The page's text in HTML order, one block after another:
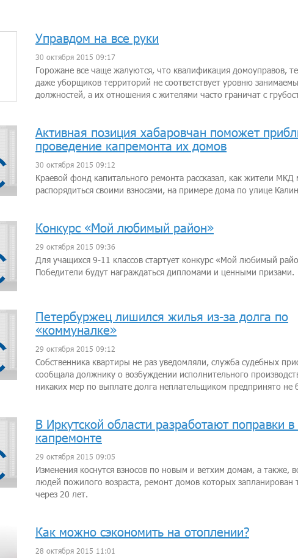
Управдом на все руки
30 октября 2015 09:17
Горожане все чаще жалуются, что квалификация домоуправов,
даже уборщиков территорий не соответствует уровню
должностей, а их отношения с жителями часто граничат с
Активная позиция хабаровчан поможет
проведение капремонта их домов
30 октября 2015 09:12
Краевой фонд капитального ремонта рассказал, как жители МКД
распорядиться своими взносами, на примере дома по улице
Конкурс «Мой любимый район»
29 октября 2015 09:36
Для учащихся 9-11 классов стартует конкурс «Мой любимый
Победители будут награждаться дипломами и ценными призами.
Петербуржец лишился жилья из-за долга по
«коммуналке»
29 октября 2015 09:12
Собственника квартиры не раз уведомляли, служба судебных
сообщала должнику о возбуждении исполнительного
никаких мер по выплате долга неплательщиком предпринято не
В Иркутской области разработают поправки в
капремонте
29 октября 2015 09:05
Изменения коснутся взносов по новым и ветхим домам, а также,
людей пожилого возраста, ремонт домов которых запланирован
через 20 лет.
Как можно сэкономить на отоплении?
28 октября 2015 11:01